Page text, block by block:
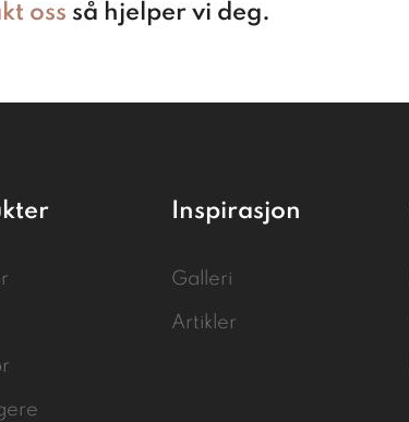
oss så hjelper vi deg.
Inspirasjon
Galleri
Artikler